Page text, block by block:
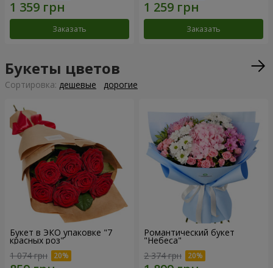
Заказать Заказать
Букеты цветов
Cортировка: дешевые дорогие
Букет в ЭКО упаковке "7
красных роз"
1 074 грн
Романтический букет
"Небеса"
2 374 грн